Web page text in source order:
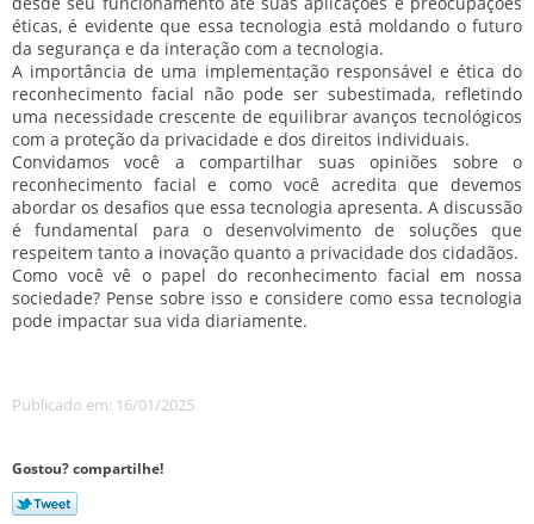
éticas, é evidente que essa tecnologia está moldando o futuro
da segurança e da interação com a tecnologia.
A importância de uma implementação responsável e ética do
reconhecimento facial não pode ser subestimada, refletindo
uma necessidade crescente de equilibrar avanços tecnológicos
com a proteção da privacidade e dos direitos individuais.
Convidamos você a compartilhar suas opiniões sobre o
reconhecimento facial e como você acredita que devemos
abordar os desafios que essa tecnologia apresenta. A discussão
é fundamental para o desenvolvimento de soluções que
respeitem tanto a inovação quanto a privacidade dos cidadãos.
Como você vê o papel do reconhecimento facial em nossa
sociedade? Pense sobre isso e considere como essa tecnologia
pode impactar sua vida diariamente.
Publicado em: 16/01/2025
Gostou? compartilhe!